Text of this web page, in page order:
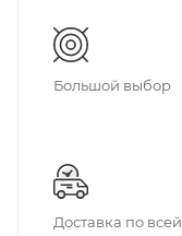
Большой выбор
Доставка по всей